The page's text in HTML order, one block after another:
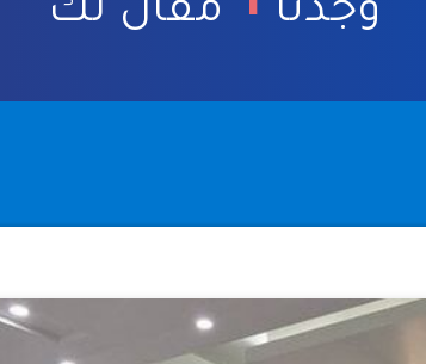
وجدنا مقال لك